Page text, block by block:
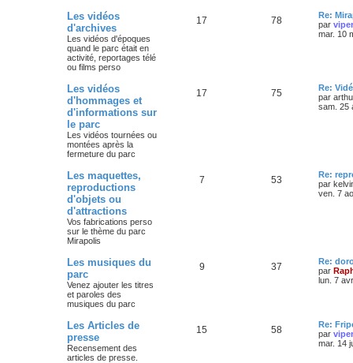
Les vidéos
d'archives
Les vidéos d'époques
quand le parc était en
activité, reportages télé
ou films perso
17 78
Re:
par
mar. 10
Les vidéos
d'hommages et
d'informations sur
le parc
Les vidéos tournées ou
montées après la
fermeture du parc
17 75
Re:
par
sam. 25
Les maquettes,
reproductions
d'objets ou
d'attractions
Vos fabrications perso
sur le thème du parc
Mirapolis
7 53
Re:
par
ven. 7
Les musiques du
parc
Venez ajouter les titres
et paroles des
musiques du parc
9 37
Re:
par
lun. 7
Les Articles de
presse
Recensement des
articles de presse.
15 58
Re:
par
mar. 14